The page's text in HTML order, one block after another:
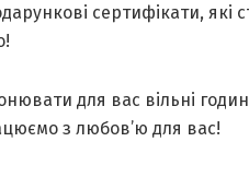
сертифікати, які
для вас вільні
з любов’ю для вас!